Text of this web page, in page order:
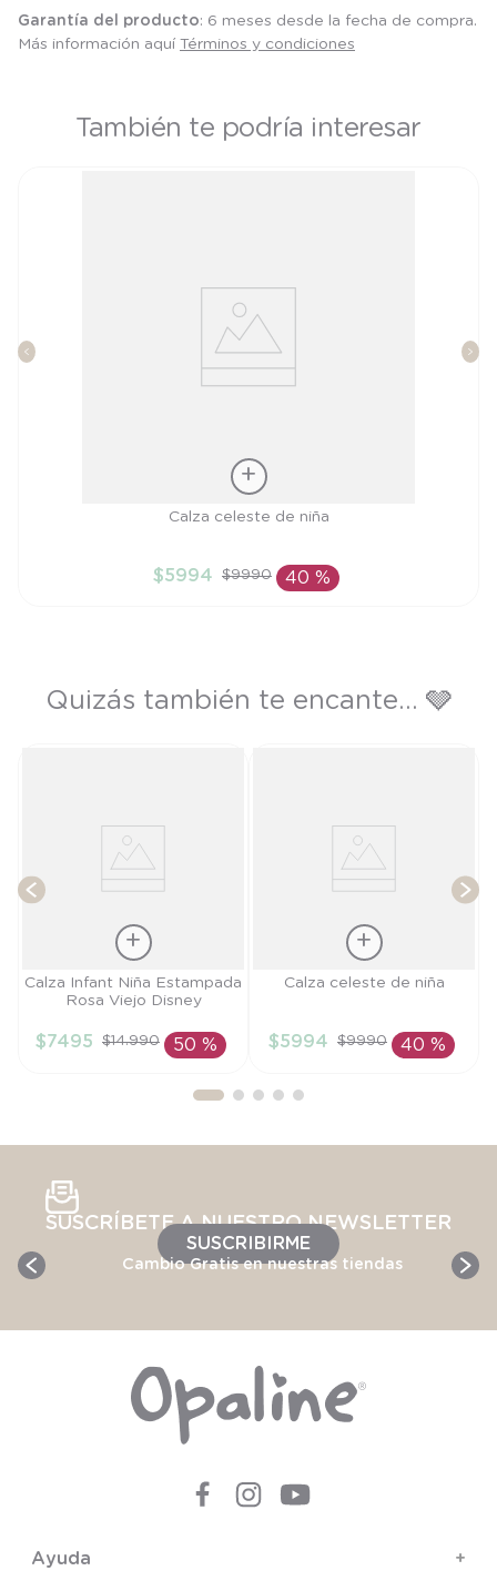
Garantía del producto: 6 meses desde la fecha de compra.
Más información aquí Términos y condiciones
También te podría interesar
AÑADIR AL CARRITO
Calza celeste de niña
$5994 $9990 40 %
Quizás también te encante... 🩶
Talla
AÑADIR AL
Calza Infant Niña Estampada
Rosa Viejo Disney
$7495 $14.990 50 %
Talla
AÑADIR AL
Calza celeste de niña
$5994 $9990 40 %
SUSCRÍBETE A NUESTRO NEWSLETTER
SUSCRIBIRME
Cambio Gratis en nuestras tiendas
Ayuda +